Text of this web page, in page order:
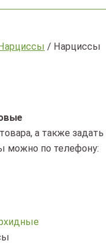
Нарциссы / Нарциссы
а также задать
можно по телефону: